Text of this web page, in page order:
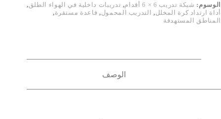
الوسوم: شبكة تدريب 6 × 6 أقدام , تدريبات داخلية في الهواء الطلق,
أداة ارتداد كرة المخلل, التدريب المحمول, قاعدة مستقرة,
المناطق المستهدفة
الوصف